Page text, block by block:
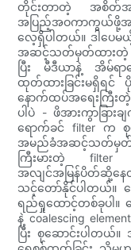
တိုင်းတာတဲ့ အစိတ်အပို
အပြည့်အဝကာကွယ်ဖို့အ
လေ့ရှိပါတယ်။ ဒါပေမ
အဆင့်သတ်မှတ်ထားတဲ့
ပြီး မီဒီယာနဲ့ အိမ်ရ
ထုတ်ထားခြင်းမရှိရင်
နောက်ထပ်အရေးကြီး
ပါပဲ - ဖိအားကွာခြ
ရောက်ခင် filter က စုပုံ
အမည်ခံအဆင့်သတ်မှတ်ခ
ကြီးမားတဲ့ filter
အလျင်အမြန်ပိတ်
သင့်တော်နိုင်ပါတယ်။
ရည်ရှုထောင့်တစ်ခုပါ။
နဲ့ coalescing
ပြီး စုဆောင်းပါတ